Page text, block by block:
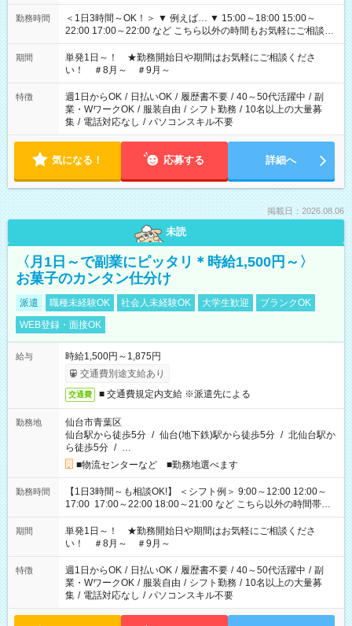
勤務時間
＜1日3時間～OK！＞ ▼ 例えば… ▼ 15:00～18:00 15:00～
22:00 17:00～22:00 など こちら以外の時間もお気軽にご相談く
ださい！
期間
単発1日～！ ★勤務開始日や期間はお気軽にご相談くださ
い！ ＃8月～ ＃9月～
特徴 週1日からOK / 日払いOK / 履歴書不要 / 40～50代活躍中 / 副
業・WワークOK / 服装自由 / シフト勤務 / 10名以上の大量募
集 / 電話対応なし / パソコンスキル不要
気になる！ 応募する 詳細へ
掲載日：2026.08.06
未読
〈月1日～で副業にピッタリ＊時給1,500円～〉
お菓子のカンタン仕分け
派遣 職種未経験OK 社会人未経験OK 大学生歓迎
ブランクOK
WEB登録・面接OK
給与
時給1,500円～1,875円
交通費別途支給あり
交通費 ■ 交通費規定内支給 ※派遣先による
勤務地
仙台市青葉区
仙台駅から徒歩5分 / 仙台(地下鉄)駅から徒歩5分 / 北仙台駅か
ら徒歩5分 / …
■物流センターなど ■勤務地選べます
勤務時間
【1日3時間～も相談OK!】 ＜シフト例＞ 9:00～12:00 12:00～
17:00 17:00～22:00 18:00～21:00 など こちら以外の時間帯も
お気軽にご相談ください！
期間
単発1日～！ ★勤務開始日や期間はお気軽にご相談くださ
い！ ＃8月～ ＃9月～
特徴 週1日からOK / 日払いOK / 履歴書不要 / 40～50代活躍中 / 副
業・WワークOK / 服装自由 / シフト勤務 / 10名以上の大量募
集 / 電話対応なし / パソコンスキル不要